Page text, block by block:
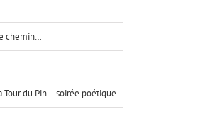
chemin…
Tour du Pin – soirée poétique